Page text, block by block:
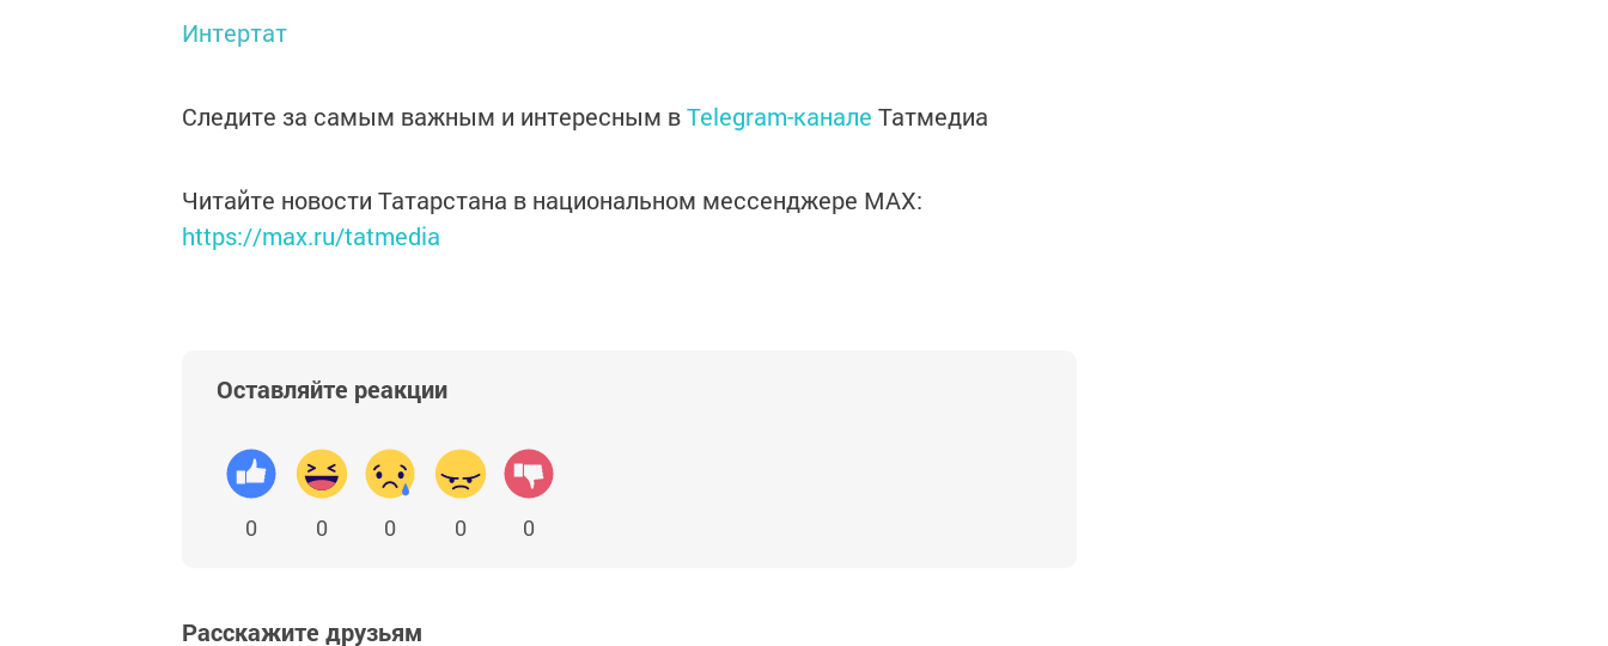
Интертат
Следите за самым важным и интересным вTelegram-канале Татмедиа
Читайте новости Татарстана в национальном мессенджере MАХ:
https://max.ru/tatmedia
Оставляйте реакции
0 0 0 0 0
Расскажите друзьям